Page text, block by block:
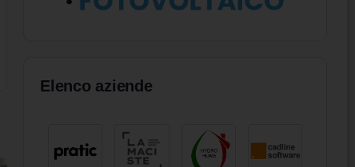
Elenco aziende